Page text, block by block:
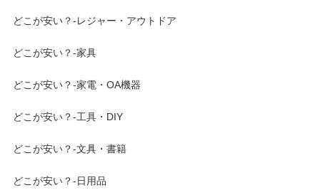
どこが安い？-レジャー・アウトドア
どこが安い？-家具
どこが安い？-家電・OA機器
どこが安い？-工具・DIY
どこが安い？-文具・書籍
どこが安い？-日用品